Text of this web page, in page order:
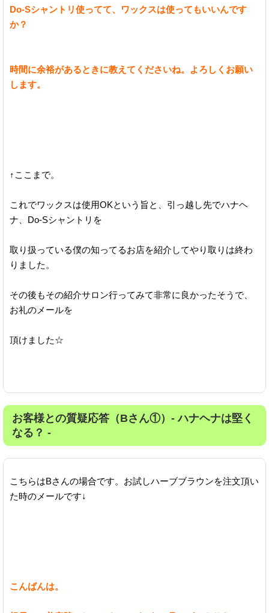
Do-Sシャントリ使ってて、ワックスは使ってもいいんです
か？
時間に余裕があるときに教えてくださいね。よろしくお願い
します。
↑ここまで。
これでワックスは使用OKという旨と、引っ越し先でハナヘ
ナ、Do-Sシャントリを
取り扱っている僕の知ってるお店を紹介してやり取りは終わ
りました。
その後もその紹介サロン行ってみて非常に良かったそうで、
お礼のメールを
頂けました☆
お客様との質疑応答（Bさん①）- ハナヘナは堅く
なる？ -
こちらはBさんの場合です。お試しハーブブラウンを注文頂い
た時のメールです↓
こんばんは。